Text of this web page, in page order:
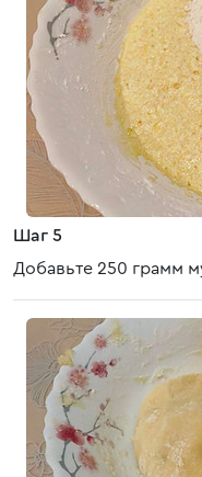
Шаг 5
Добавьте 250 грамм